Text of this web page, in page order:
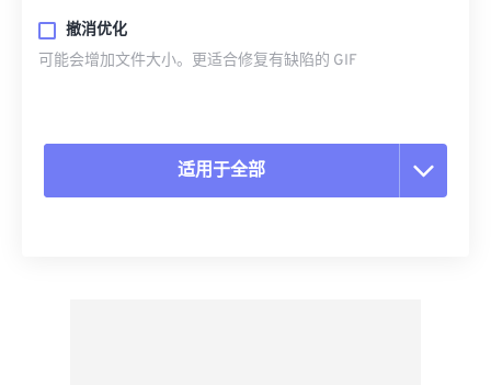
撤消优化
可能会增加文件大小。更适合修复有缺陷的 GIF
适用于全部